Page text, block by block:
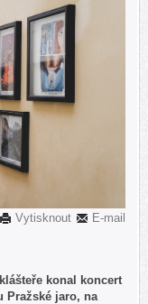
E-mail
Vytisknout
konal koncert
Pražské jaro, na